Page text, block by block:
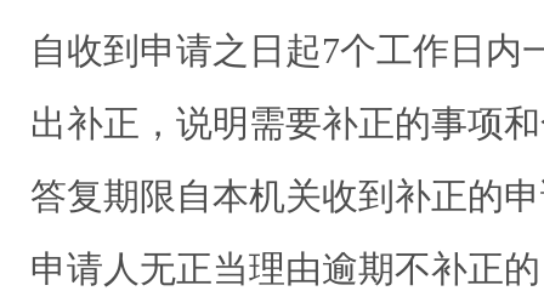
自收到申请之日起7个工作日内
出补正，说明需要补正的事项
答复期限自本机关收到补正的
申请人无正当理由逾期不补正